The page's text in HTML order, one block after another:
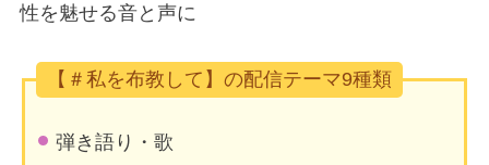
性を魅せる音と声に
【＃私を布教して】の配信テーマ9種類
弾き語り・歌